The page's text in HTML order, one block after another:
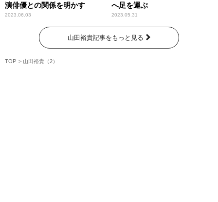
演俳優との関係を明かす
2023.06.03
へ足を運ぶ
2023.05.31
山田裕貴記事をもっと見る
TOP 山田裕貴（2）